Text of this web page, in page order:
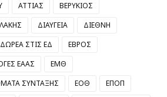
ΑΤΤΙΑΣ
ΒΕΡΥΚΙΟΣ
ΔΙΑΥΓΕΙΑ
ΔΙΕΘΝΗ
ΔΩΡΕΑ ΣΤΙΣ ΕΔ
ΕΒΡΟΣ
ΕΑΑΣ
ΕΜΘ
ΣΥΝΤΑΞΗΣ
ΕΟΘ
ΕΠΟΠ